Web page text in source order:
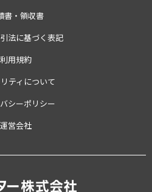
書・領収書
法に基づく表記
利用規約
ティについて
シーポリシー
運営会社